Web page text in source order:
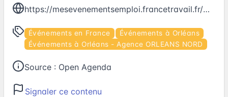
https://mesevenementsemploi.francetravail.fr/mes-evenements-emploi/evenement/701255
Événements en France
Événements à Orléans
Événements à Orléans - Agence ORLEANS NORD
Source : Open Agenda
Signaler ce contenu